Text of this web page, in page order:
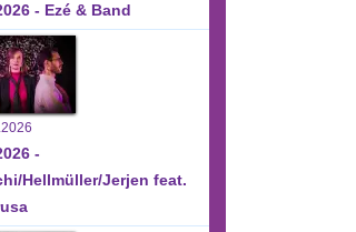
- Ezé & Band
-
Hellmüller/Jerjen feat.